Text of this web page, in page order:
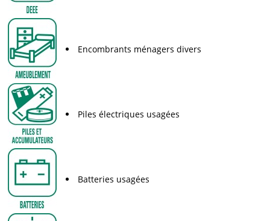
Encombrants ménagers divers
Piles électriques usagées
Batteries usagées